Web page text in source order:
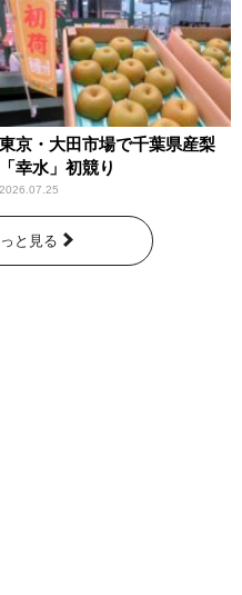
～」放送
東京・大田市場で千葉県産梨
「幸水」初競り
2026.07.25
と見る